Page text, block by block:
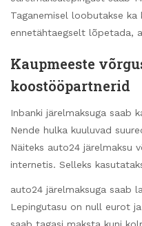
Taganemisel loobutakse
ennetähtaegselt lõpetada,
Kaupmeeste
koostööpartnerid
Inbanki järelmaksuga saab
Nende hulka kuuluvad
Näiteks auto24 järelmaksu
internetis. Selleks
auto24 järelmaksuga saab
Lepingutasu on null eurot